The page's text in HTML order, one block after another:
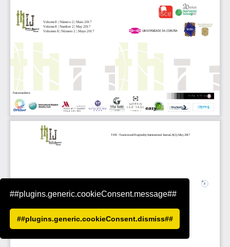
##plugins.generic.cookieConsent.message##
##plugins.generic.cookieConsent.dismiss##